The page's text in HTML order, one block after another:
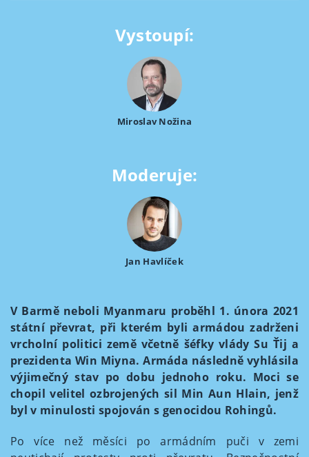
Vystoupí:
Miroslav Nožina
Moderuje:
Jan Havlíček
V Barmě neboli Myanmaru proběhl 1. února 2021
státní převrat, při kterém byli armádou zadrženi
vrcholní politici země včetně šéfky vlády Su Ťij a
prezidenta Win Miyna. Armáda následně vyhlásila
výjimečný stav po dobu jednoho roku. Moci se
chopil velitel ozbrojených sil Min Aun Hlain, jenž
byl v minulosti spojován s genocidou Rohingů.
Po více než měsíci po armádním puči v zemi